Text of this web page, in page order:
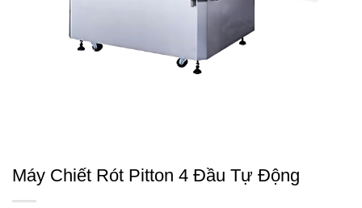
Máy Chiết Rót Pitton 4 Đầu Tự Động